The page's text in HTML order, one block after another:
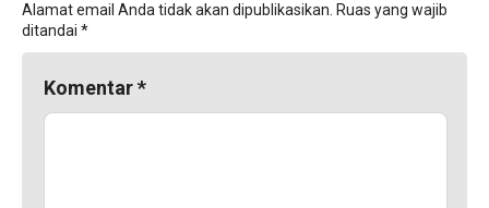
Alamat email Anda tidak akan dipublikasikan. Ruas yang wajib
ditandai *
Komentar*